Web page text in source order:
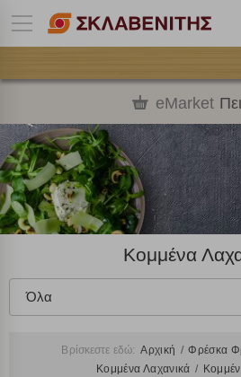
eMarket
Κομμένα
Όλα
Βρίσκεστε εδώ: Αρχική
Φρέσκα
Κομμένα Λαχανικά